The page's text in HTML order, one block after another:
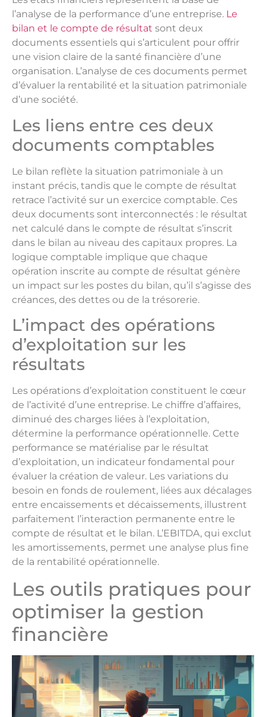
l’analyse de la performance d’une entreprise. Le
bilan et le compte de résultat sont deux
documents essentiels qui s’articulent pour offrir
une vision claire de la santé financière d’une
organisation. L’analyse de ces documents permet
d’évaluer la rentabilité et la situation patrimoniale
d’une société.
Les liens entre ces deux
documents comptables
Le bilan reflète la situation patrimoniale à un
instant précis, tandis que le compte de résultat
retrace l’activité sur un exercice comptable. Ces
deux documents sont interconnectés : le résultat
net calculé dans le compte de résultat s’inscrit
dans le bilan au niveau des capitaux propres. La
logique comptable implique que chaque
opération inscrite au compte de résultat génère
un impact sur les postes du bilan, qu’il s’agisse des
créances, des dettes ou de la trésorerie.
L’impact des opérations
d’exploitation sur les
résultats
Les opérations d’exploitation constituent le cœur
de l’activité d’une entreprise. Le chiffre d’affaires,
diminué des charges liées à l’exploitation,
détermine la performance opérationnelle. Cette
performance se matérialise par le résultat
d’exploitation, un indicateur fondamental pour
évaluer la création de valeur. Les variations du
besoin en fonds de roulement, liées aux décalages
entre encaissements et décaissements, illustrent
parfaitement l’interaction permanente entre le
compte de résultat et le bilan. L’EBITDA, qui exclut
les amortissements, permet une analyse plus fine
de la rentabilité opérationnelle.
Les outils pratiques pour
optimiser la gestion
financière